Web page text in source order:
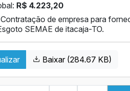
R$ 4.223,20
Contratação de empresa para
SEMAE de itacaja-TO.
Baixar (284.67 KB)